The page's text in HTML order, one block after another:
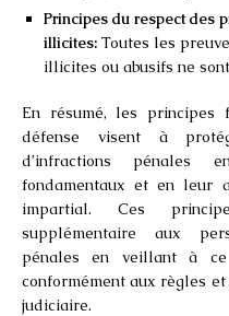
Principes du respect des
illicites: Toutes les
illicites ou abusifs ne
En résumé, les principes
défense visent à
d’infractions pénales
fondamentaux et en leur
impartial. Ces
supplémentaire aux
pénales en veillant à
conformément aux règles
judiciaire.